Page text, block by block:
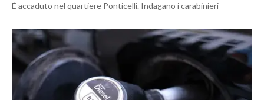
È accaduto nel quartiere Ponticelli. Indagano i carabinieri